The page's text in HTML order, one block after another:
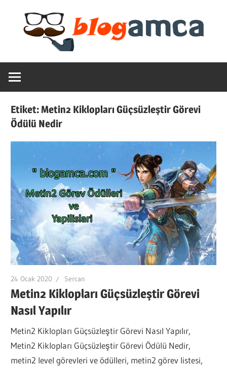
content
Blogamca
2025
Haber,
Blogların
Amcası
Etiket:Metin2 Kiklopları Güçsüzleştir Görevi
Ödülü Nedir
24 Ocak 2020 Sercan
Metin2 Kiklopları Güçsüzleştir Görevi
Nasıl Yapılır
Metin2 Kiklopları Güçsüzleştir Görevi Nasıl Yapılır,
Metin2 Kiklopları Güçsüzleştir Görevi Ödülü Nedir,
metin2 level görevleri ve ödülleri, metin2 görev listesi,